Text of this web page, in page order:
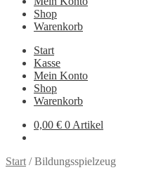
Shop
Warenkorb
Start
Kasse
Mein Konto
Shop
Warenkorb
0,00 € 0 Artikel
Start /Bildungsspielzeug